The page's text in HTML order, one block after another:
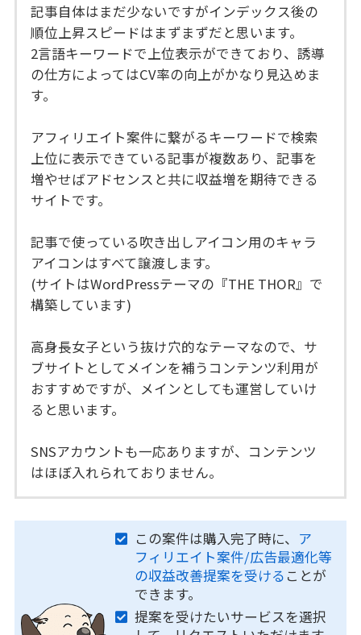
記事自体はまだ少ないですがインデックス後の
順位上昇スピードはまずまずだと思います。
2言語キーワードで上位表示ができており、誘導
の仕方によってはCV率の向上がかなり見込めま
す。
アフィリエイト案件に繋がるキーワードで検索
上位に表示できている記事が複数あり、記事を
増やせばアドセンスと共に収益増を期待できる
サイトです。
記事で使っている吹き出しアイコン用のキャラ
アイコンはすべて譲渡します。
(サイトはWordPressテーマの『THE THOR』で
構築しています)
高身長女子という抜け穴的なテーマなので、サ
ブサイトとしてメインを補うコンテンツ利用が
おすすめですが、メインとしても運営していけ
ると思います。
SNSアカウントも一応ありますが、コンテンツ
はほぼ入れられておりません。
この案件は購入完了時に、 ア
フィリエイト案件/広告最適化等
の収益改善提案を受ける ことが
できます。
提案を受けたいサービスを選択